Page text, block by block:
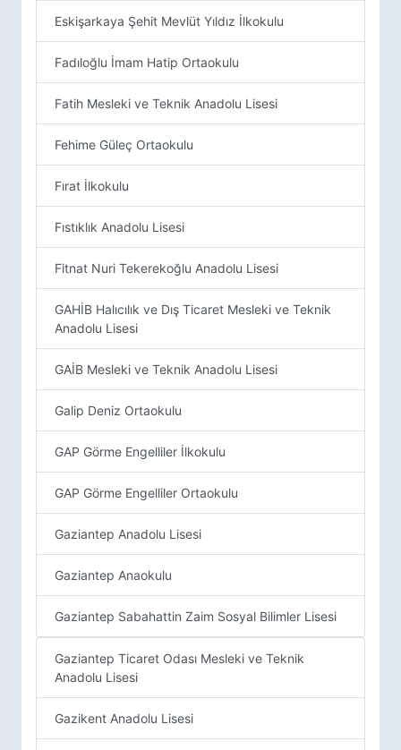
Eskişarkaya Şehit Mevlüt Yıldız İlkokulu
Fadıloğlu İmam Hatip Ortaokulu
Fatih Mesleki ve Teknik Anadolu Lisesi
Fehime Güleç Ortaokulu
Fırat İlkokulu
Fıstıklık Anadolu Lisesi
Fitnat Nuri Tekerekoğlu Anadolu Lisesi
GAHİB Halıcılık ve Dış Ticaret Mesleki ve Teknik
Anadolu Lisesi
GAİB Mesleki ve Teknik Anadolu Lisesi
Galip Deniz Ortaokulu
GAP Görme Engelliler İlkokulu
GAP Görme Engelliler Ortaokulu
Gaziantep Anadolu Lisesi
Gaziantep Anaokulu
Gaziantep Sabahattin Zaim Sosyal Bilimler Lisesi
Gaziantep Ticaret Odası Mesleki ve Teknik
Anadolu Lisesi
Gazikent Anadolu Lisesi